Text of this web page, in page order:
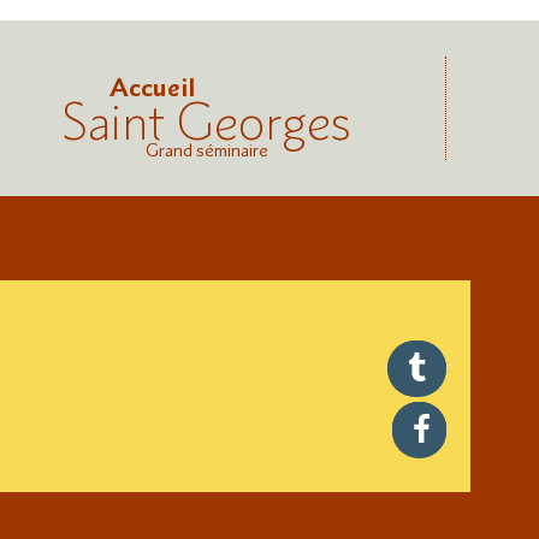
Accueil
Saint Georges
Grand séminaire
twitter
facebook